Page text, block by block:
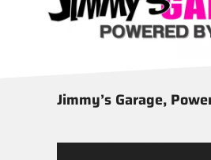
Jimmy’s Garage,